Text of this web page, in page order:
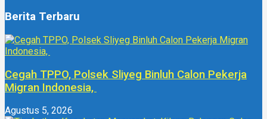
Berita Terbaru
Cegah TPPO, Polsek Sliyeg Binluh Calon Pekerja
Migran Indonesia,
Agustus 5, 2026